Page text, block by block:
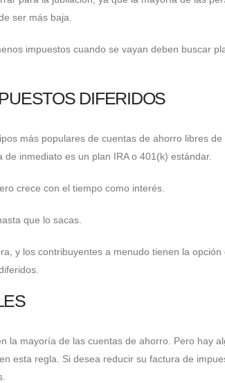
ser más baja.
impuestos cuando se vayan deben buscar
DIFERIDOS
más populares de cuentas de ahorro libres de
inmediato es un plan IRA o 401(k) estándar.
crece con el tiempo como interés.
que lo sacas.
y los contribuyentes a menudo tienen la opción
la mayoría de las cuentas de ahorro. Pero hay
esta regla. Si desea reducir su factura de